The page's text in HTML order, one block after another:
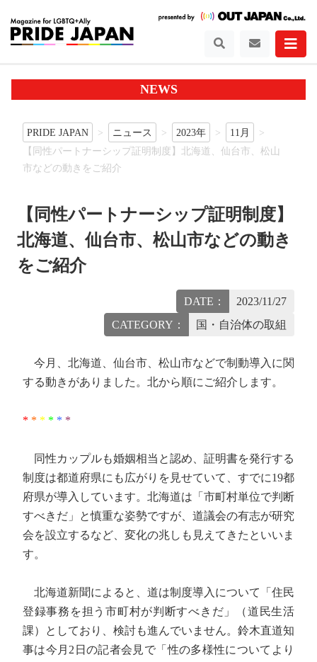
NEWS
PRIDE JAPAN ニュース 2023年
11月
【同性パートナーシップ証明制度】北海道、仙台市、松山
市などの動きをご紹介
【同性パートナーシップ証明制度】
北海道、仙台市、松山市などの動き
をご紹介
DATE：
2023/11/27
CATEGORY：
国・自治体の取組
今月、北海道、仙台市、松山市などで制動導入に関
する動きがありました。北から順にご紹介します。
* * * * * *
同性カップルも婚姻相当と認め、証明書を発行する
制度は都道府県にも広がりを見せていて、すでに19都
府県が導入しています。北海道は「市町村単位で判断
すべきだ」と慎重な姿勢ですが、道議会の有志が研究
会を設立するなど、変化の兆しも見えてきたといいま
す。
北海道新聞によると、道は制度導入について「住民
登録事務を担う市町村が判断すべきだ」（道民生活
課）としており、検討も進んでいません。鈴木直道知
事は今月2日の記者会見で「性の多様性についてより